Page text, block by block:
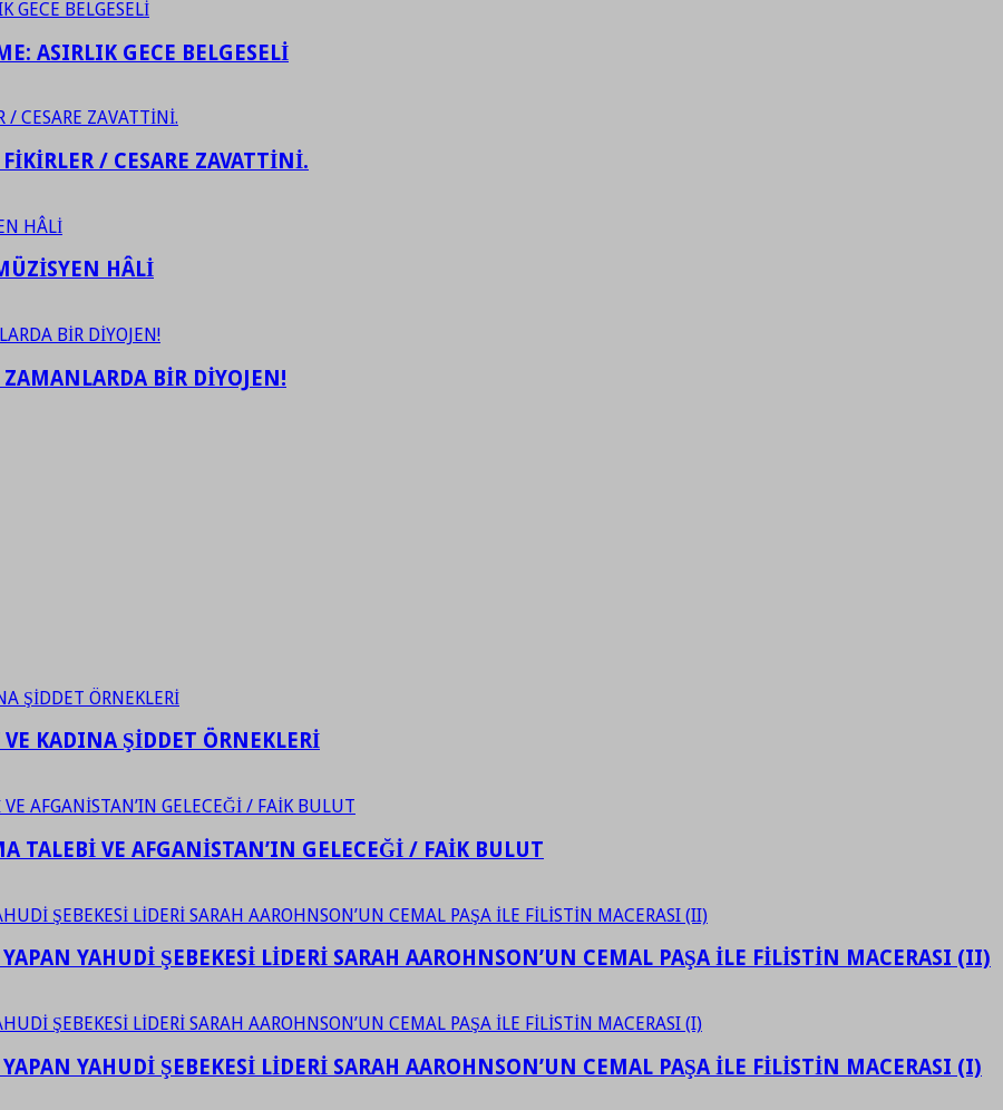
ASIRLIK GECE BELGESELİ
/ CESARE ZAVATTİNİ.
HÂLİ
BİR DİYOJEN!
KADINA ŞİDDET ÖRNEKLERİ
TALEBİ VE AFGANİSTAN’IN GELECEĞİ / FAİK BULUT
YAHUDİ ŞEBEKESİ LİDERİ SARAH AAROHNSON’UN CEMAL PAŞA İLE FİLİSTİN MACERASI (II)
YAHUDİ ŞEBEKESİ LİDERİ SARAH AAROHNSON’UN CEMAL PAŞA İLE FİLİSTİN MACERASI (I)